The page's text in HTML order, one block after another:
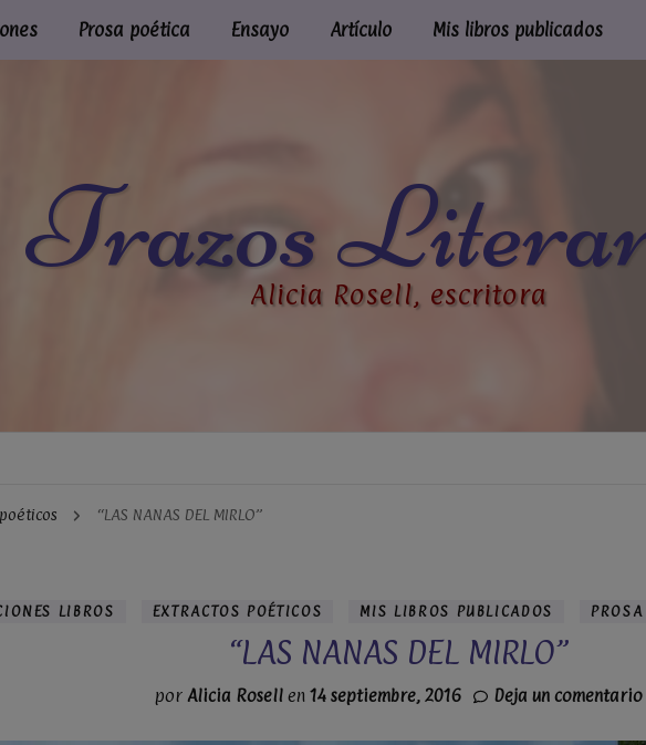
Prosa poética Ensayo Artículo Mis libros publicados
TrazosAlicia Rosell, escritora
“LAS NANAS DEL MIRLO”
LIBROS EXTRACTOS POÉTICOS MIS LIBROS PUBLICADOS
“LAS NANAS DEL MIRLO”
por Alicia Rosell en 14 septiembre, 2016 Deja un comentario